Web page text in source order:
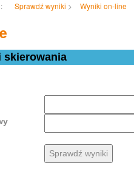
Sprawdź wyniki > Wyniki on-line
skierowania